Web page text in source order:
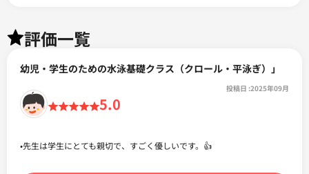
評価一覧
幼児・学生のための水泳基礎クラス（クロール・平泳ぎ）」
投稿日 :2025年09月
5.0
•先生は学生にとても親切で、すごく優しいです。👍